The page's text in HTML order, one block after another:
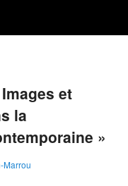
et
la
»
Marrou